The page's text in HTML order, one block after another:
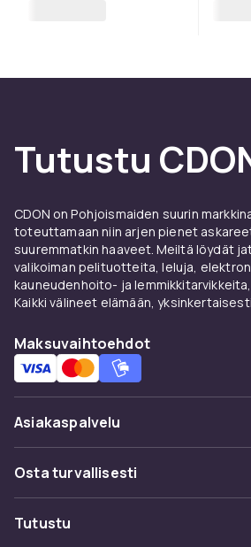
Tutustu
CDON on Pohjoismaiden suurin
toteuttamaan niin arjen pienet
suuremmatkin haaveet. Meiltä löydät
valikoiman pelituotteita, leluja,
kauneudenhoito- ja
Kaikki välineet elämään,
Maksuvaihtoehdot
Asiakaspalvelu
Usein kysyttyä (UKK)
Seuraa pakettia
Osta turvallisesti
Maksuvaihtoehdot
Tutustu